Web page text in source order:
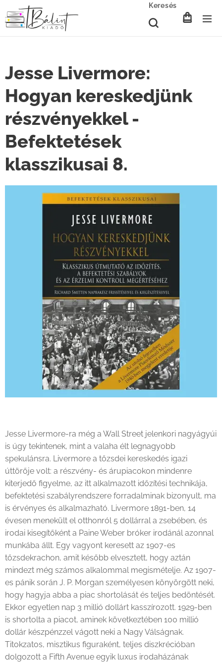
Keresés
Jesse Livermore:
Hogyan kereskedjünk
részvényekkel -
Befektetések
klasszikusai 8.
Jesse Livermore-ra még a Wall Street jelenkori nagyágyúi
is úgy tekintenek, mint a valaha élt legnagyobb
spekulánsra. Livermore a tőzsdei kereskedés igazi
úttörője volt: a részvény- és árupiacokon mindenre
kiterjedő figyelme, az itt alkalmazott időzítési technikája,
befektetési szabályrendszere forradalminak bizonyult, ma
is érvényes és alkalmazható. Livermore 1891-ben, 14
évesen menekült el otthonról 5 dollárral a zsebében, és
irodai kisegítőként a Paine Weber bróker irodánál azonnal
munkába állt. Egy vagyont keresett az 1907-es
tőzsdekrachon, amit később elvesztett, hogy aztán
mindezt még számos alkalommal megismételje. Az 1907-
es pánik során J. P. Morgan személyesen könyörgött neki,
hogy hagyja abba a piac shortolását és teljes bedöntését.
Ekkor egyetlen nap 3 millió dollárt kasszírozott. 1929-ben
is shortolta a piacot, aminek következtében 100 millió
dollár készpénzzel vágott neki a Nagy Válságnak.
Titokzatos, misztikus figuraként, teljes diszkrécióban
dolgozott a Fifth Avenue egyik luxus irodaházának